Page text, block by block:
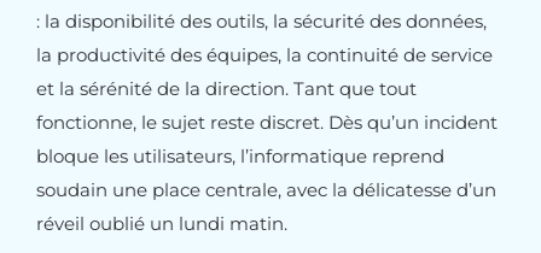
: la disponibilité des outils, la sécurité des données,
la productivité des équipes, la continuité de service
et la sérénité de la direction. Tant que tout
fonctionne, le sujet reste discret. Dès qu’un incident
bloque les utilisateurs, l’informatique reprend
soudain une place centrale, avec la délicatesse d’un
réveil oublié un lundi matin.